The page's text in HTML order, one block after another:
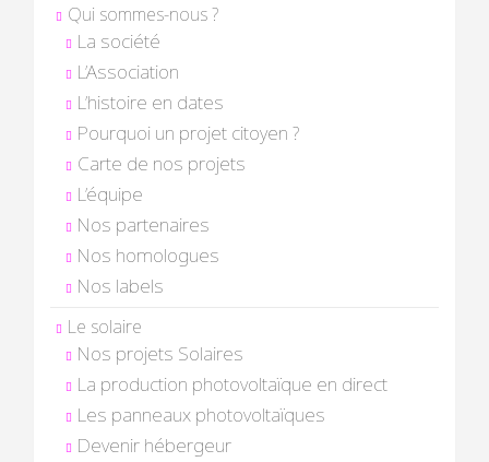
Qui sommes-nous ?
La société
L’Association
L’histoire en dates
Pourquoi un projet citoyen ?
Carte de nos projets
L’équipe
Nos partenaires
Nos homologues
Nos labels
Le solaire
Nos projets Solaires
La production photovoltaïque en direct
Les panneaux photovoltaïques
Devenir hébergeur